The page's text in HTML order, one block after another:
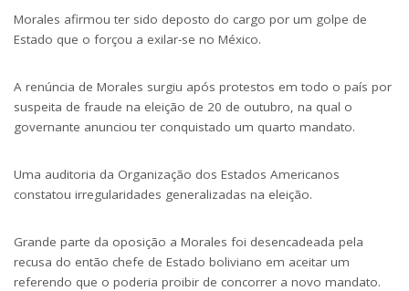
Morales afirmou ter sido deposto do cargo por um golpe de
Estado que o forçou a exilar-se no México.
A renúncia de Morales surgiu após protestos em todo o país por
suspeita de fraude na eleição de 20 de outubro, na qual o
governante anunciou ter conquistado um quarto mandato.
Uma auditoria da Organização dos Estados Americanos
constatou irregularidades generalizadas na eleição.
Grande parte da oposição a Morales foi desencadeada pela
recusa do então chefe de Estado boliviano em aceitar um
referendo que o poderia proibir de concorrer a novo mandato.